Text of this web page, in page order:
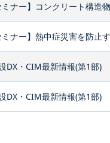
ミナー】コンクリート構造
ミナー】熱中症災害を防止
DX・CIM最新情報(第1部)
DX・CIM最新情報(第1部)